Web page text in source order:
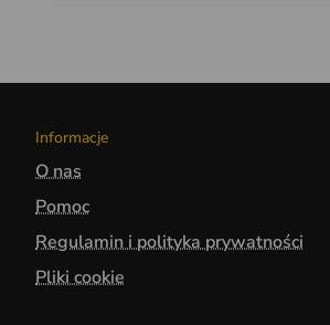
Informacje
O nas
Pomoc
Regulamin i polityka prywatności
Pliki cookie